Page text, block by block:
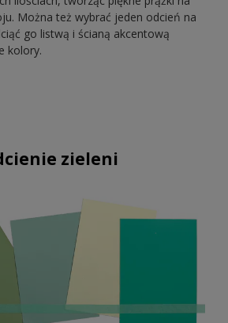
Można też wybrać jeden odcień na
go listwą i ścianą akcentową
kolory.
zieleni